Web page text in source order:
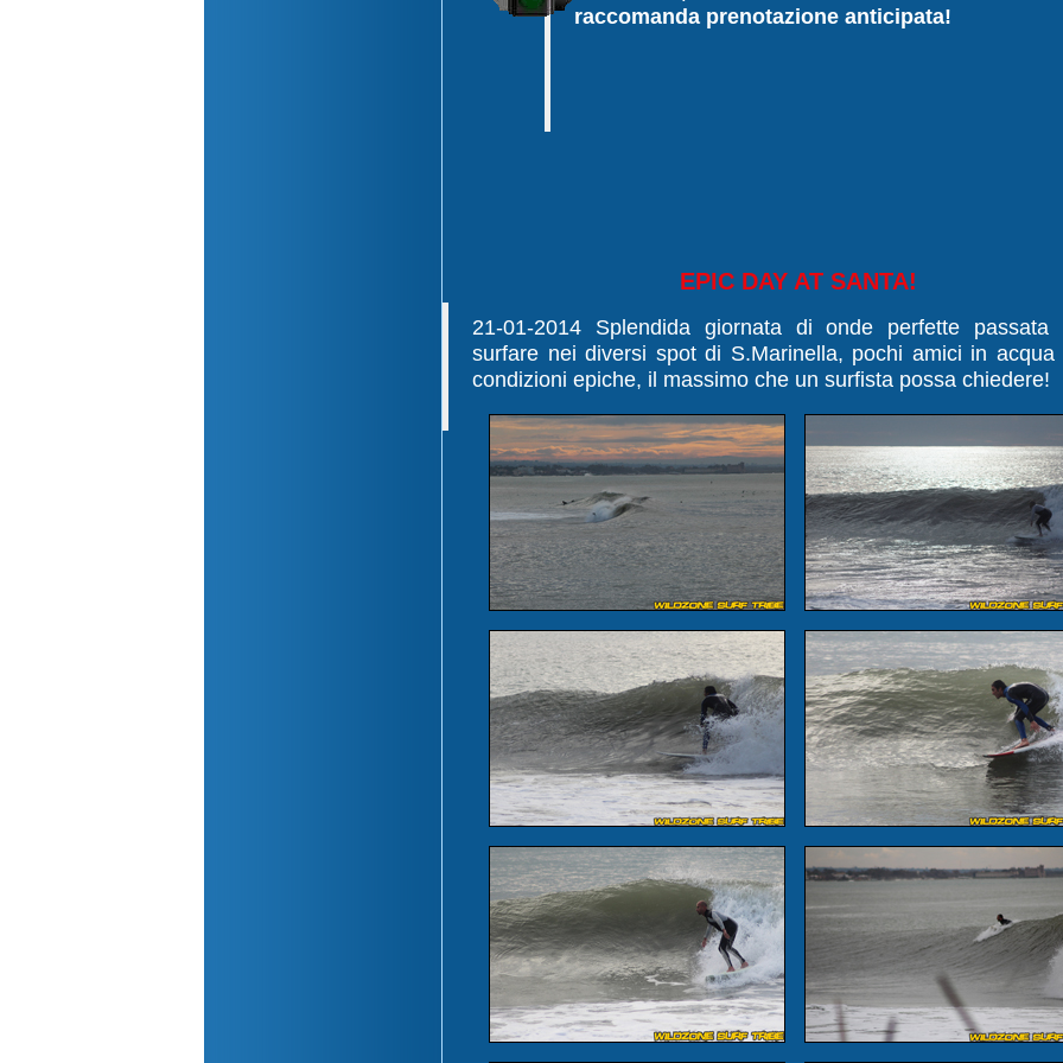
raccomanda prenotazione anticipata!
EPIC DAY AT SANTA!
21-01-2014 Splendida giornata di onde perfette passata
surfare nei diversi spot di S.Marinella, pochi amici in acqua
condizioni epiche, il massimo che un surfista possa chiedere!